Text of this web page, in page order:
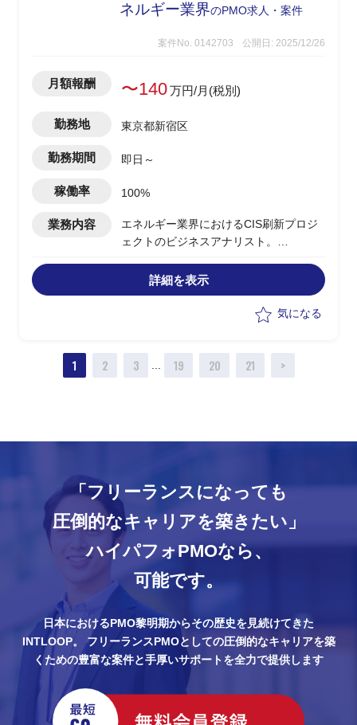
ネルギー業界のPMO求人・案件
案件No. 0142703 公開日: 2025/12/26
月額報酬 〜140万円/月(税別)
勤務地 東京都新宿区
勤務期間 即日～
稼働率 100%
業務内容
エネルギー業界におけるCIS刷新プロジ
ェクトのビジネスアナリスト。
ェーズを中心に、
SaaS導入に向けて業務前提・論点・例
外パターンを論理的に構造化し、設計の
1.業務要件整理・業務分析
・SaaSと周辺システムの役割分担・デ
ータ連携方針の検討(概念設計レベル)
3.ステークホルダー調整・ドキュメント
作成
・会議での議論内容整理、要点の明確
化、ドキュメント化
・会議体の設計、ワークショップの企
画・実施サポート
※海外メンバーとのやり取り(会議・資
料レビュー・認識合わせ)が日常的に発
生
詳細を表示
気になる
1 2 3 ... 19 20 21 >
「フリーランスになっても
圧倒的なキャリアを築きたい」
ハイパフォPMOなら、
可能です。
日本におけるPMO黎明期からその歴史を見続けてきた
INTLOOP。
フリーランスPMOとしての圧倒的なキャリアを築
くための豊富な案件と手厚いサポートを全力で提供します